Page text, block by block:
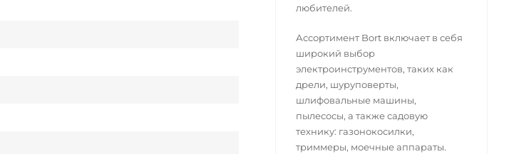
любителей.
Ассортимент Bort включает в себя
широкий выбор
электроинструментов, таких как
дрели, шуруповерты,
шлифовальные машины,
пылесосы, а также садовую
технику: газонокосилки,
триммеры, моечные аппараты.